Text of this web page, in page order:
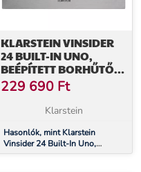
KLARSTEIN VINSIDER
24 BUILT-IN UNO,
BEÉPÍTETT BORHŰTŐ,
24 PALACK, 1 ZÓNA,
ROZSDAMENTES ACÉL
229 690 Ft
Klarstein
Hasonlók, mint Klarstein
Vinsider 24 Built-In Uno,
beépített borhűtő, 24 palack, 1